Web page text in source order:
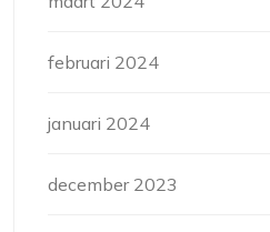
februari 2024
januari 2024
december 2023